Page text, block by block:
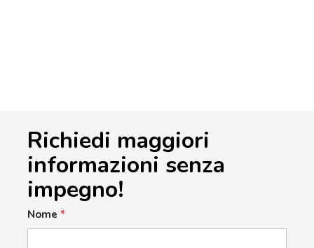
Richiedi maggiori
informazioni senza
impegno!
Nome *